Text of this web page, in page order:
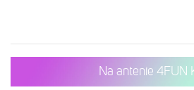
Na antenie 4FUN